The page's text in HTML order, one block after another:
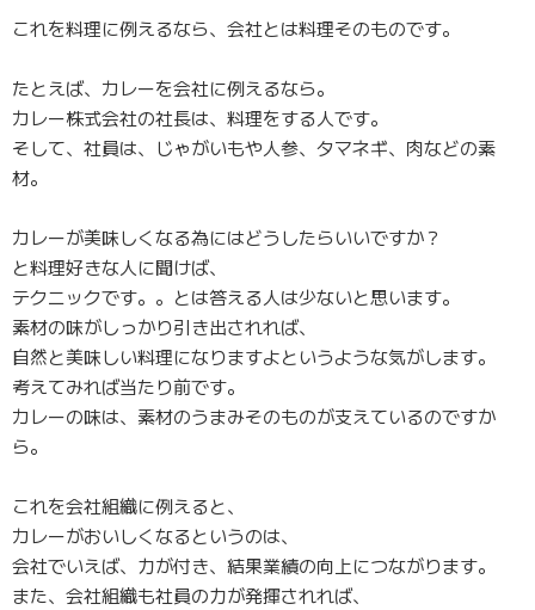
これを料理に例えるなら、会社とは料理そのものです。
たとえば、カレーを会社に例えるなら。
カレー株式会社の社長は、料理をする人です。
そして、社員は、じゃがいもや人参、タマネギ、肉などの素
材。
カレーが美味しくなる為にはどうしたらいいですか？
と料理好きな人に聞けば、
テクニックです。。とは答える人は少ないと思います。
素材の味がしっかり引き出されれば、
自然と美味しい料理になりますよというような気がします。
考えてみれば当たり前です。
カレーの味は、素材のうまみそのものが支えているのですか
ら。
これを会社組織に例えると、
カレーがおいしくなるというのは、
会社でいえば、力が付き、結果業績の向上につながります。
また、会社組織も社員の力が発揮されれば、